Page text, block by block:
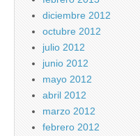
diciembre 2012
octubre 2012
julio 2012
junio 2012
mayo 2012
abril 2012
marzo 2012
febrero 2012